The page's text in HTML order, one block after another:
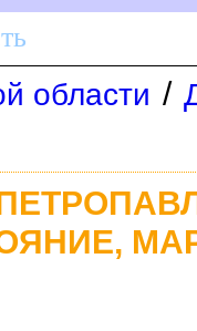
области /